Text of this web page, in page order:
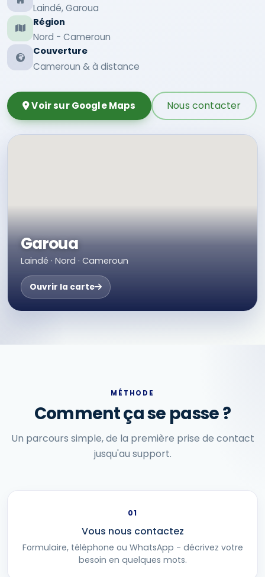
Laindé, Garoua
Région
Nord - Cameroun
Couverture
Cameroun & à distance
Voir sur Google Maps Nous contacter
Garoua
Laindé · Nord · Cameroun
Ouvrir la carte
MÉTHODE
Comment ça se passe ?
Un parcours simple, de la première prise de contact
jusqu'au support.
01
Vous nous contactez
Formulaire, téléphone ou WhatsApp - décrivez votre
besoin en quelques mots.